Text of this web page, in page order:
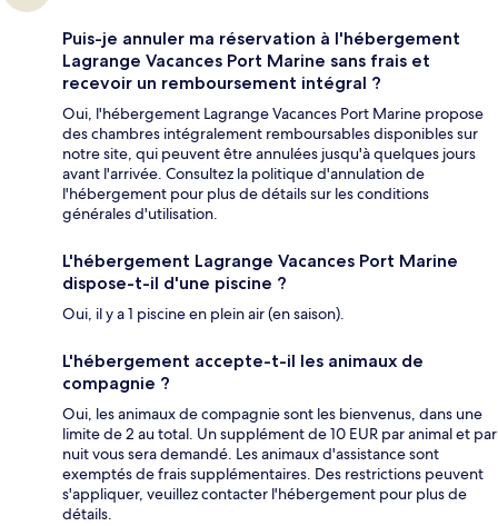
Puis-je annuler ma réservation à l'hébergement
Lagrange Vacances Port Marine sans frais et
recevoir un remboursement intégral ?
Oui, l'hébergement Lagrange Vacances Port Marine propose
des chambres intégralement remboursables disponibles sur
notre site, qui peuvent être annulées jusqu'à quelques jours
avant l'arrivée. Consultez la politique d'annulation de
l'hébergement pour plus de détails sur les conditions
générales d'utilisation.
L'hébergement Lagrange Vacances Port Marine
dispose-t-il d'une piscine ?
Oui, il y a 1 piscine en plein air (en saison).
L'hébergement accepte-t-il les animaux de
compagnie ?
Oui, les animaux de compagnie sont les bienvenus, dans une
limite de 2 au total. Un supplément de 10 EUR par animal et par
nuit vous sera demandé. Les animaux d'assistance sont
exemptés de frais supplémentaires. Des restrictions peuvent
s'appliquer, veuillez contacter l'hébergement pour plus de
détails.